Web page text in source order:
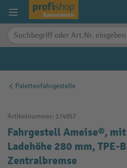
springen
Palettenfahrgestelle
Artikelnummer: 174957
Fahrgestell Ameise®, mit
Ladehöhe 280 mm,
Zentralbremse